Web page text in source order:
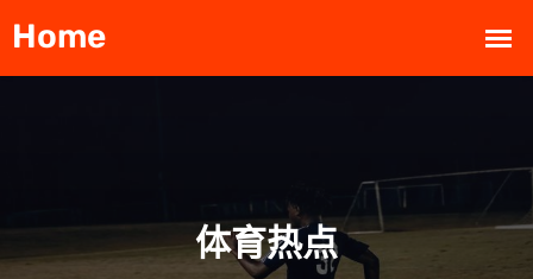
体育热点